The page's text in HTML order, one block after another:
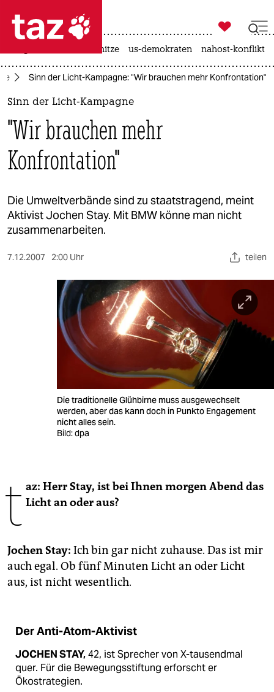
 taz zahl ich
taz zahl ich
politik
öko
gesellschaft
kultur
sport
veranstaltungen
unterstützen
genossenschaft
epaper login

taz zahl ich
hitze us-demokraten nahost-konflikt
Sinn der Licht-Kampagne: "Wir brauchen mehr Konfrontation"
Sinn der Licht-Kampagne
"Wir brauchen mehr
Konfrontation"
Die Umweltverbände sind zu staatstragend, meint
Aktivist Jochen Stay. Mit BMW könne man nicht
zusammenarbeiten.
7.12.2007 2:00 Uhr teilen
Die traditionelle Glühbirne muss ausgewechselt
werden, aber das kann doch in Punkto Engagement
nicht alles sein.
Bild: dpa
t az: Herr Stay, ist bei Ihnen morgen Abend das
Licht an oder aus?
Jochen Stay: Ich bin gar nicht zuhause. Das ist mir
auch egal. Ob fünf Minuten Licht an oder Licht
aus, ist nicht wesentlich.
Der Anti-Atom-Aktivist
JOCHEN STAY,42, ist Sprecher von X-tausendmal
quer. Für die Bewegungsstiftung erforscht er
Ökostrategien.